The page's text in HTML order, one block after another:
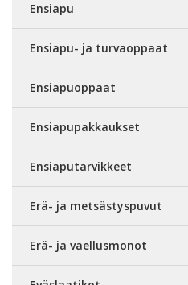
Ensiapu
Ensiapu- ja turvaoppaat
Ensiapuoppaat
Ensiapupakkaukset
Ensiaputarvikkeet
Erä- ja metsästyspuvut
Erä- ja vaellusmonot